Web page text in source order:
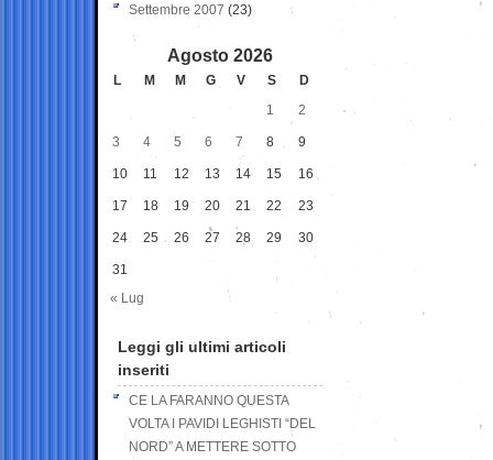
Settembre 2007 (23)
Agosto 2026
L M M G V S
D
1
2
3 4 5 6 7 8 9
10 11 12 13 14 15 16
17 18 19 20 21 22 23
24 25 26 27 28 29 30
31
« Lug
Leggi gli ultimi articoli
inseriti
CE LA FARANNO QUESTA
VOLTA I PAVIDI LEGHISTI “DEL
NORD” A METTERE SOTTO